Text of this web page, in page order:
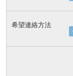
希望連絡方法